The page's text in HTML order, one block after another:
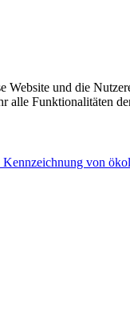
von
und die
alle Funktionalitäten